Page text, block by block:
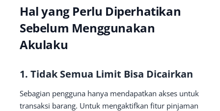
Hal yang Perlu Diperhatikan
Sebelum Menggunakan
Akulaku
1. Tidak Semua Limit Bisa Dicairkan
Sebagian pengguna hanya mendapatkan akses untuk
transaksi barang. Untuk mengaktifkan fitur pinjaman